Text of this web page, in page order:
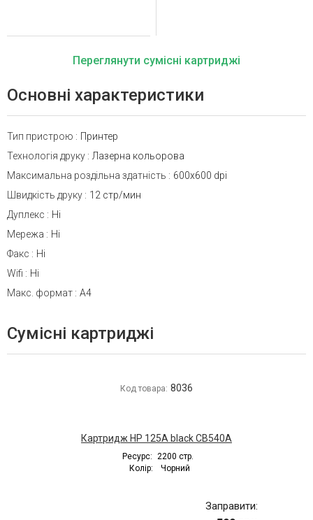
Переглянути сумісні картриджі
Основні характеристики
Тип пристрою : Принтер
Технологія друку : Лазерна кольорова
Максимальна роздільна здатність : 600x600 dpi
Швидкість друку : 12 стр/мин
Дуплекс : Ні
Мережа : Ні
Факс : Ні
Wifi : Ні
Макс. формат : A4
Сумісні картриджі
Код товара: 8036
Картридж HP 125A black CB540A
Ресурс:
2200 стр.
Колір:
Чорний
Заправити: